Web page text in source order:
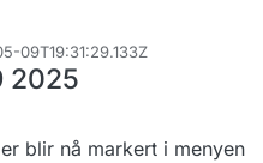
09T19:31:29.133Z
2025
blir nå markert i menyen